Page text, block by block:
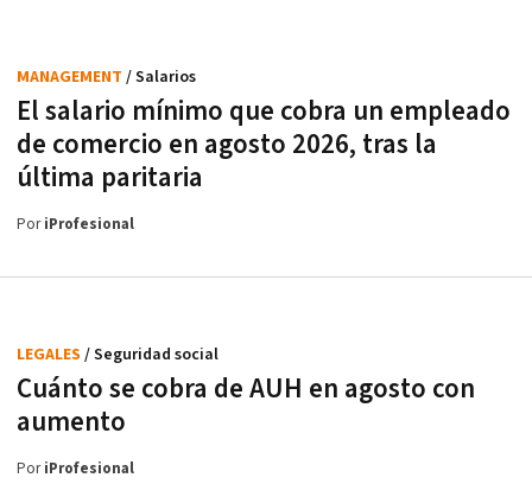
El salario mínimo que cobra un empleado
de comercio en agosto 2026, tras la
última paritaria
MANAGEMENT / Salarios
PoriProfesional
Cuánto se cobra de AUH en agosto con
aumento
LEGALES / Seguridad social
PoriProfesional